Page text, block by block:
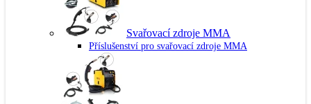
Svařovací zdroje MMA
Příslušenství pro svařovací zdroje MMA